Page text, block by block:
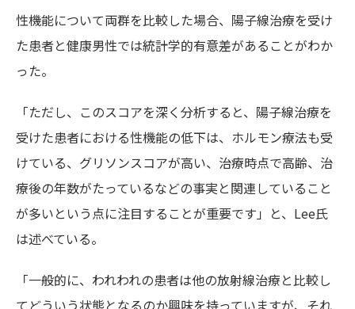
性機能について両群を比較した場合、陽子線治療を受け
た患者と健康男性では統計学的有意差があることがわか
った。
「ただし、このスコアを深く分析すると、陽子線治療を
受けた患者における性機能の低下は、ホルモン療法も受
けている、グリソンスコアが高い、治療時点で高齢、治
療後の年数がたっているなどの事実と関連していること
が多いという点に注目することが重要です」と、Lee氏
は述べている。
「一般的に、われわれの患者は他の放射線治療と比較し
てどういう状態となるのか興味を持っていますが、それ